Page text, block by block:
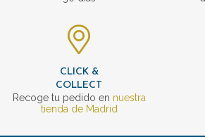
CLICK &
COLLECT
Recoge tu pedido en nuestra
tienda de Madrid